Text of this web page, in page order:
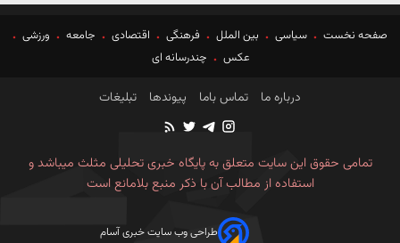
صفحه نخست سیاسی بین الملل فرهنگی اقتصادی جامعه
ورزشی
عکس
چندرسانه ای
درباره ما تماس باما پیوندها تبلیغات
تمامی حقوق این سایت متعلق به پایگاه خبری تحلیلی مثلث میباشد و
استفاده از مطالب آن با ذکر منبع بلامانع است
طراحی وب سایت خبری آسام